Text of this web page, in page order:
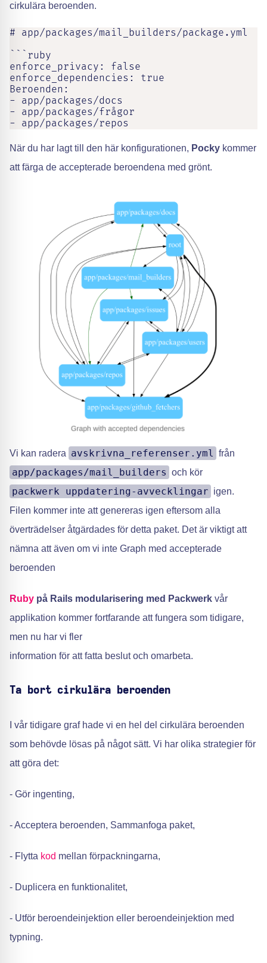
cirkulära beroenden.
# app/packages/mail_builders/package.yml
```ruby
enforce_privacy: false
enforce_dependencies: true
Beroenden:
- app/packages/docs
- app/packages/frågor
- app/packages/repos
När du har lagt till den här konfigurationen, Pocky kommer
att färga de accepterade beroendena med grönt.
Vi kan radera avskrivna_referenser.yml från
app/packages/mail_builders och kör
packwerk uppdatering-avvecklingar igen.
Filen kommer inte att genereras igen eftersom alla
överträdelser åtgärdades för detta paket. Det är viktigt att
nämna att även om vi inte Graph med accepterade
beroenden
Ruby på Rails modularisering med Packwerk vår
applikation kommer fortfarande att fungera som tidigare,
men nu har vi fler
information för att fatta beslut och omarbeta.
Ta bort cirkulära beroenden
I vår tidigare graf hade vi en hel del cirkulära beroenden
som behövde lösas på något sätt. Vi har olika strategier för
att göra det:
- Gör ingenting,
- Acceptera beroenden, Sammanfoga paket,
- Flytta kod mellan förpackningarna,
- Duplicera en funktionalitet,
- Utför beroendeinjektion eller beroendeinjektion med
typning.